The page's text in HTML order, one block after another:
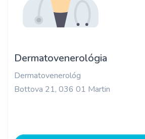
Dermatovenerológia
Dermatovenerológ
Bottova 21, 036 01 Martin